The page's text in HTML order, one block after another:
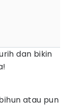
dan bikin
atau pun